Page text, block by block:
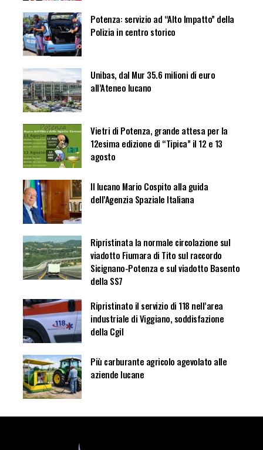
Potenza: servizio ad “Alto Impatto” della
Polizia in centro storico
Unibas, dal Mur 35.6 milioni di euro
all’Ateneo lucano
Vietri di Potenza, grande attesa per la
12esima edizione di “Tipica” il 12 e 13
agosto
Il lucano Mario Cospito alla guida
dell’Agenzia Spaziale Italiana
Ripristinata la normale circolazione sul
viadotto Fiumara di Tito sul raccordo
Sicignano-Potenza e sul viadotto Basento
della SS7
Ripristinato il servizio di 118 nell’area
industriale di Viggiano, soddisfazione
della Cgil
Più carburante agricolo agevolato alle
aziende lucane